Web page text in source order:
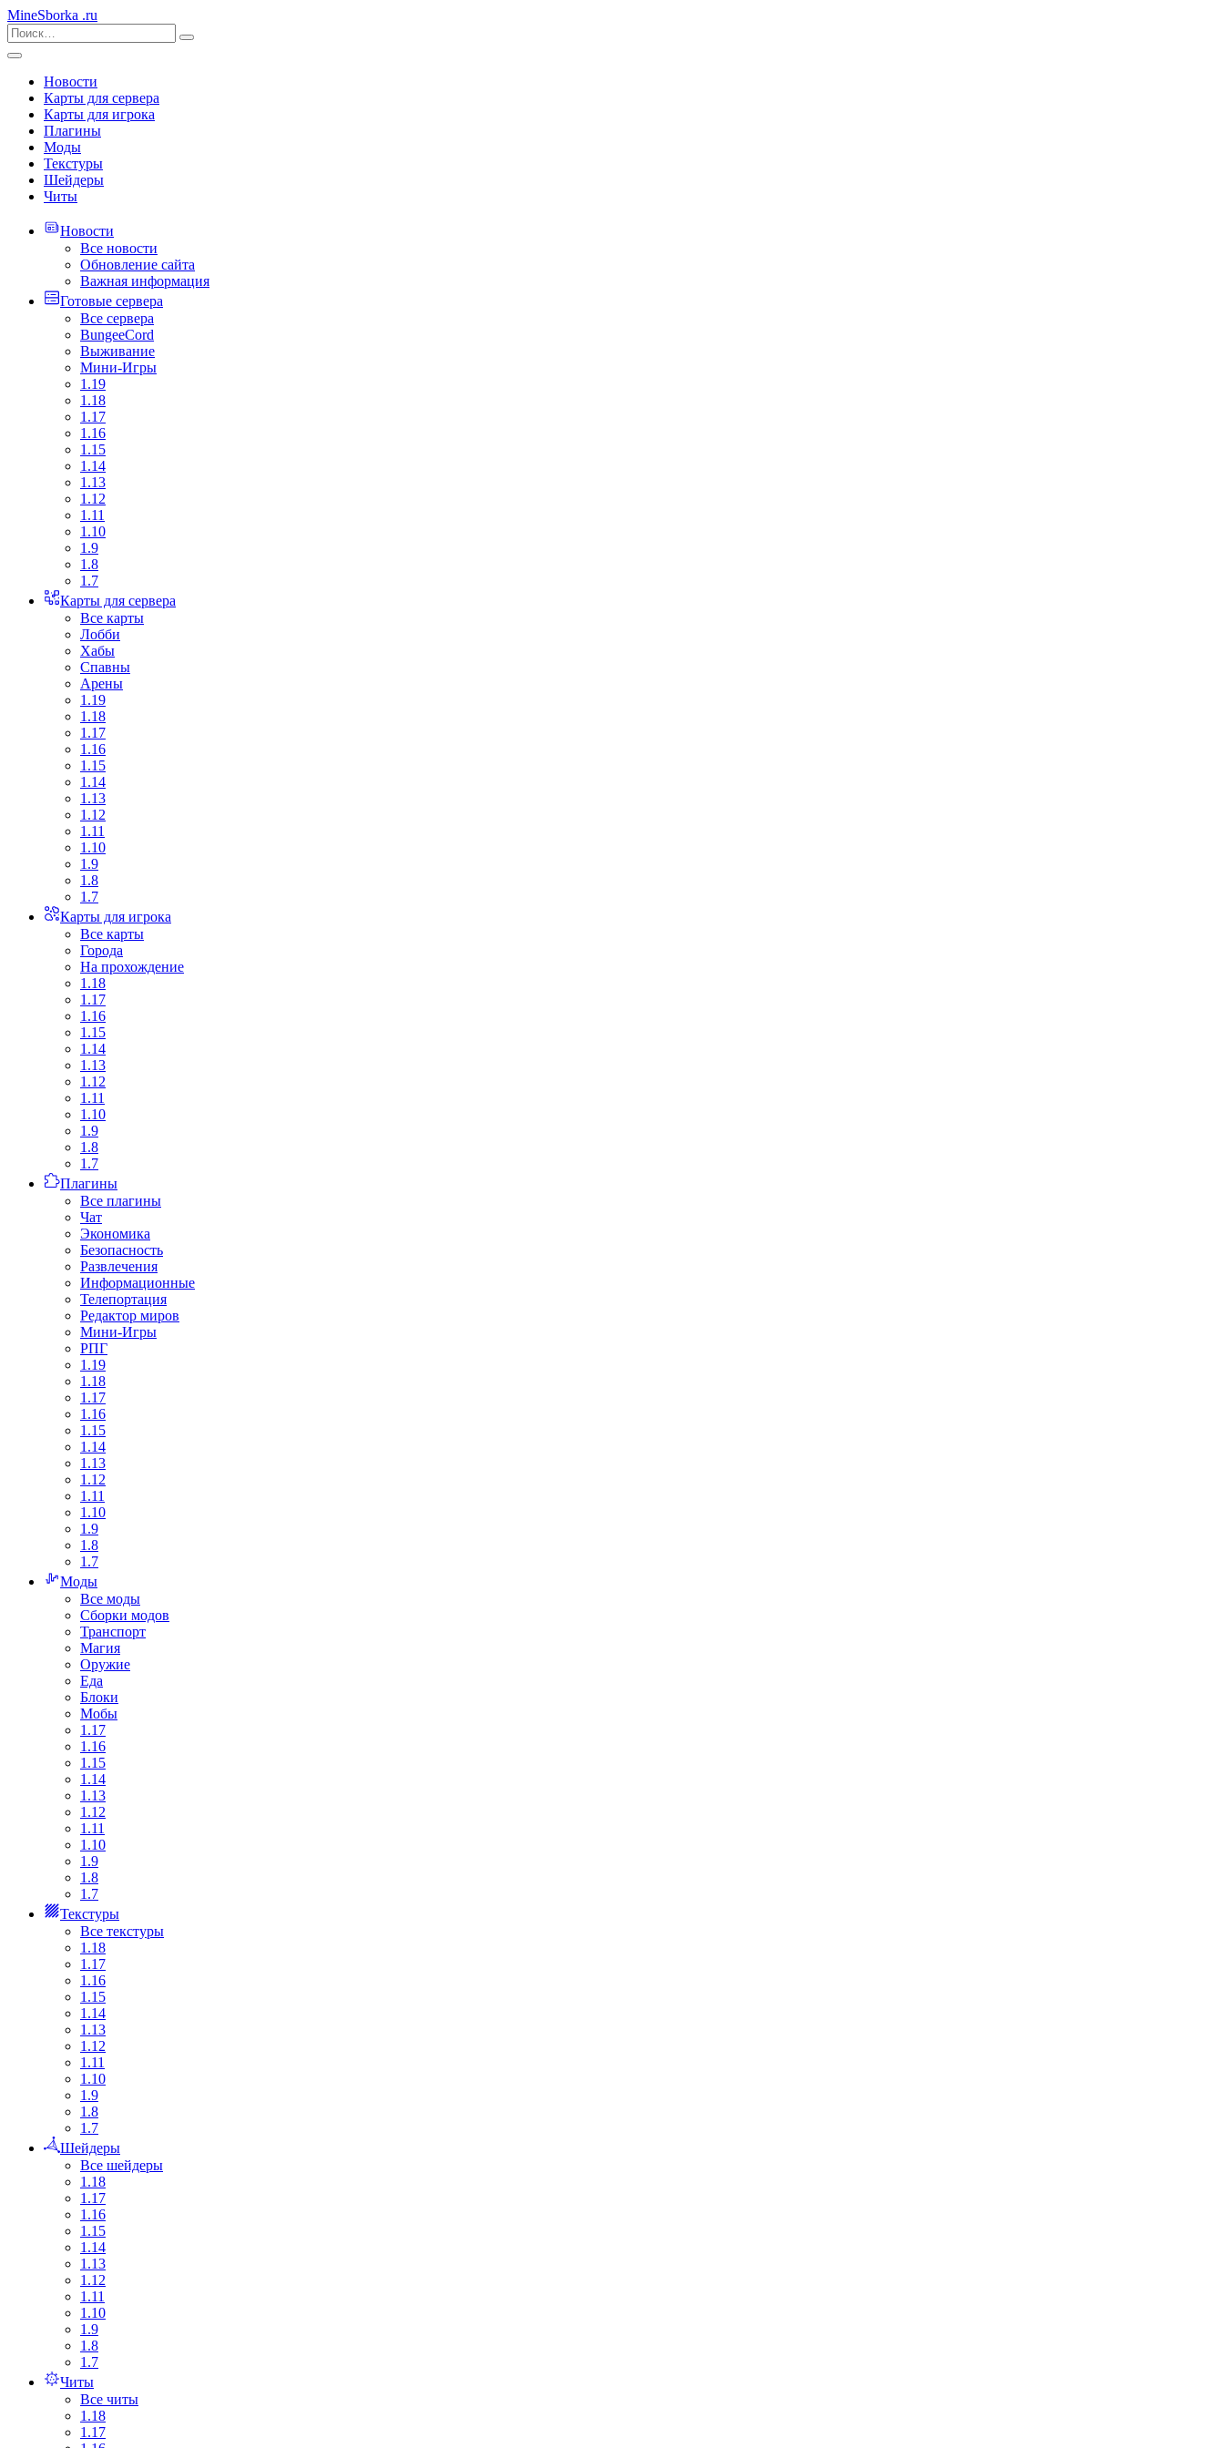
MineSborka .ru
Новости
Карты для сервера
Карты для игрока
Плагины
Моды
Текстуры
Шейдеры
Читы
Новости
Все новости
Обновление сайта
Важная информация
Готовые сервера
Все сервера
BungeeCord
Выживание
Мини-Игры
1.19
1.18
1.17
1.16
1.15
1.14
1.13
1.12
1.11
1.10
1.9
1.8
1.7
Карты для сервера
Все карты
Лобби
Хабы
Спавны
Арены
1.19
1.18
1.17
1.16
1.15
1.14
1.13
1.12
1.11
1.10
1.9
1.8
1.7
Карты для игрока
Все карты
Города
На прохождение
1.18
1.17
1.16
1.15
1.14
1.13
1.12
1.11
1.10
1.9
1.8
1.7
Плагины
Все плагины
Чат
Экономика
Безопасность
Развлечения
Информационные
Телепортация
Редактор миров
Мини-Игры
РПГ
1.19
1.18
1.17
1.16
1.15
1.14
1.13
1.12
1.11
1.10
1.9
1.8
1.7
Моды
Все моды
Сборки модов
Транспорт
Магия
Оружие
Еда
Блоки
Мобы
1.17
1.16
1.15
1.14
1.13
1.12
1.11
1.10
1.9
1.8
1.7
Текстуры
Все текстуры
1.18
1.17
1.16
1.15
1.14
1.13
1.12
1.11
1.10
1.9
1.8
1.7
Шейдеры
Все шейдеры
1.18
1.17
1.16
1.15
1.14
1.13
1.12
1.11
1.10
1.9
1.8
1.7
Читы
Все читы
1.18
1.17